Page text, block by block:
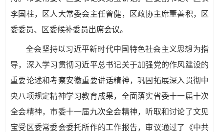
李国柱，区人大常委会主任曾健，区政协主席董善积，区
委委员、区委候补委员出席会议。
全会坚持以习近平新时代中国特色社会主义思想为指
导，深入学习贯彻习近平总书记关于加强党的作风建设的
重要论述和考察安徽重要讲话精神，巩固拓展深入贯彻中
央八项规定精神学习教育成果，全面落实省委十一届十次
全会精神，市委十一届九次全会精神，听取和讨论了文见
宝受区委常委会委托所作的工作报告，审议通过了《中共